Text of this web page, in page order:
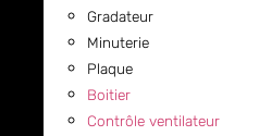
Gradateur
Minuterie
Plaque
Boitier
Contrôle ventilateur